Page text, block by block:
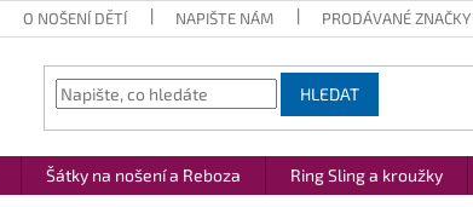
O NOŠENÍ DĚTÍ NAPIŠTE NÁM PRODÁVANÉ ZNAČKY
HLEDAT
Šátky na nošení a Reboza Ring Sling a kroužky